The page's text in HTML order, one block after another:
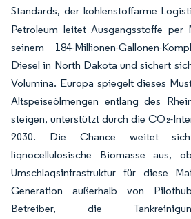
Standards, der kohlenstoffarme
Petroleum leitet Ausgangsstoffe per
seinem 184-Millionen-Gallonen-
Diesel in North Dakota und sichert
Volumina. Europa spiegelt dieses
Altspeiseölmengen entlang des
steigen, unterstützt durch die CO₂-
2030. Die Chance weitet
lignocellulosische Biomasse aus,
Umschlagsinfrastruktur für diese
Generation außerhalb von
Betreiber, die